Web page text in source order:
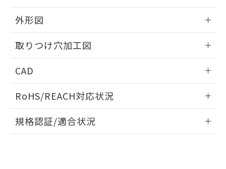
外形図
取りつけ穴加工図
CAD
ドすることができます。
ログイン/会員登録
RoHS/REACH対応状況
EU RoHS 注意事項・凡例
規格認証/適合状況
の共同利用に関して"
の「1.共同利
指します。
51物質の非含有証明書（当社基準）
※本証明書は発行日時点で非含有を証明す
るもので、過去に遡って非含有を証明する
また、RoHS指令のフタル酸エステル類４
物質の対応では、対応完了までの期間は出
既に当社にて対応品への在庫切替を完了
していることから、特段のことがない限
り、2022年1月12日より割愛しておりま
す。